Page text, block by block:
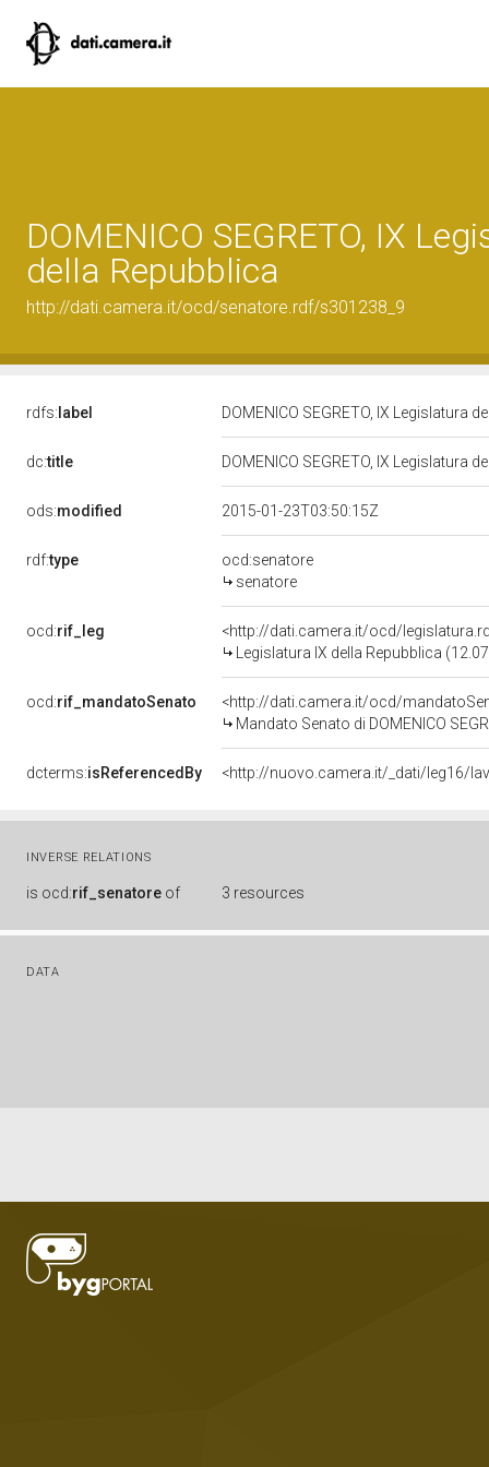
DOMENICO SEGRETO, IX
della Repubblica
http://dati.camera.it/ocd/senatore.rdf/s301238_9
rdfs: label DOMENICO SEGRETO, IX Legislatura
dc:title DOMENICO SEGRETO, IX Legislatura
ods:modified 2015-01-23T03:50:15Z
rdf:type
ocd:senatore
senatore
ocd:rif_leg
<http://dati.camera.it/ocd/
Legislatura IX della Repubblica
ocd:rif_mandatoSenato
<http://dati.camera.it/ocd/
Mandato Senato di DOMENICO
dcterms:isReferencedBy
INVERSE RELATIONS
is ocd:rif_senatore of 3 resources
DATA